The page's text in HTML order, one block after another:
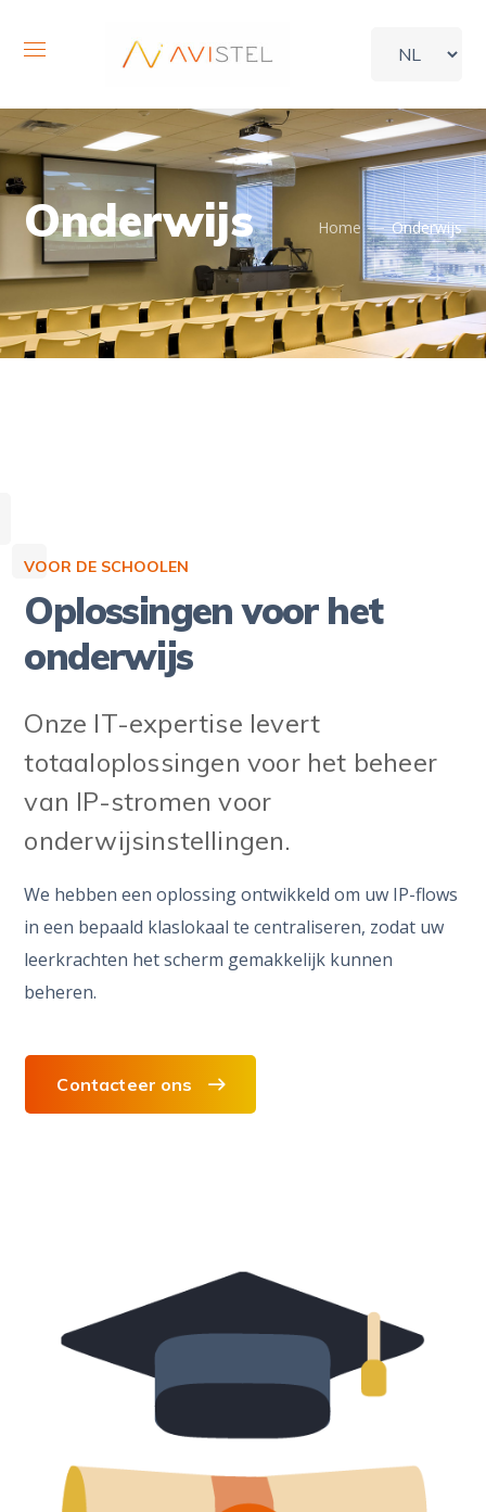
Onderwijs Home Onderwijs
VOOR DE SCHOOLEN
Oplossingen voor het
onderwijs
Onze IT-expertise levert
totaaloplossingen voor het beheer
van IP-stromen voor
onderwijsinstellingen.
We hebben een oplossing ontwikkeld om uw IP-flows
in een bepaald klaslokaal te centraliseren, zodat uw
leerkrachten het scherm gemakkelijk kunnen
beheren.
Contacteer ons